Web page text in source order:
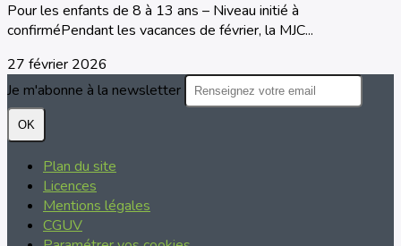
Pour les enfants de 8 à 13 ans – Niveau initié à
confirméPendant les vacances de février, la MJC...
27 février 2026
Je m'abonne à la newsletter
OK
Plan du site
Licences
Mentions légales
CGUV